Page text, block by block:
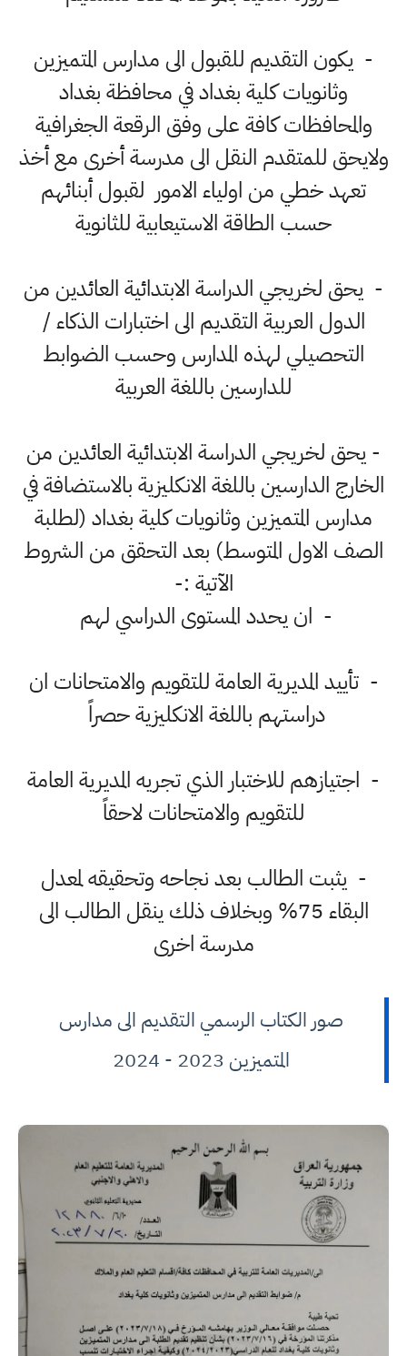
- يكون التقديم للقبول الى مدارس المتميزين
وثانويات كلية بغداد في محافظة بغداد
والمحافظات كافة على وفق الرقعة الجغرافية
ولايحق للمتقدم النقل الى مدرسة أخرى مع أخذ
تعهد خطي من اولياء الامور لقبول أبنائهم
حسب الطاقة الاستيعابية للثانوية
- يحق لخريجي الدراسة الابتدائية العائدين من
الدول العربية التقديم الى اختبارات الذكاء /
التحصيلي لهذه المدارس وحسب الضوابط
للدارسين باللغة العربية
- يحق لخريجي الدراسة الابتدائية العائدين من
الخارج الدارسين باللغة الانكليزية بالاستضافة في
مدارس المتميزين وثانويات كلية بغداد (لطلبة
الصف الاول المتوسط) بعد التحقق من الشروط
الآتية :-
- ان يحدد المستوى الدراسي لهم
- تأييد المديرية العامة للتقويم والامتحانات ان
دراستهم باللغة الانكليزية حصراً
- اجتيازهم للاختبار الذي تجريه المديرية العامة
للتقويم والامتحانات لاحقاً
- يثبت الطالب بعد نجاحه وتحقيقه لمعدل
البقاء 75% وبخلاف ذلك ينقل الطالب الى
مدرسة اخرى
صور الكتاب الرسمي التقديم الى مدارس
المتميزين 2023 - 2024